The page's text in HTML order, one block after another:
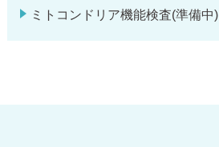
ミトコンドリア機能検査(準備中)